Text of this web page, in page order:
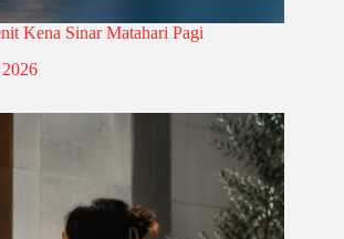
Kena Sinar Matahari Pagi